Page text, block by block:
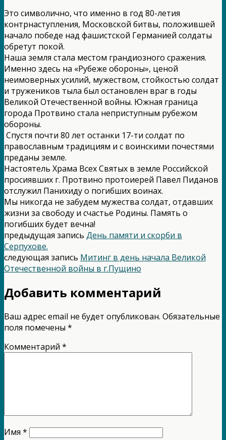
Это символично, что именно в год 80-летия
контрнаступления, Московской битвы, положившей
начало победе над фашистской Германией солдаты
обретут покой.
Наша земля стала местом грандиозного сражения.
Именно здесь на «Рубеже обороны», ценой
неимоверных усилий, мужеством, стойкостью солдат
и тружеников тыла был остановлен враг в годы
Великой Отечественной войны. Южная граница
города Протвино стала неприступным рубежом
обороны.
Спустя почти 80 лет останки 17-ти солдат по
православным традициям и с воинскими почестями
преданы земле.
Настоятель Храма Всех Святых в земле Российской
просиявших г. Протвино протоиерей Павел Пиданов
отслужил Панихиду о погибших воинах.
Мы никогда не забудем мужества солдат, отдавших
жизни за свободу и счастье Родины. Память о
погибших будет вечна!
предыдущая запись День памяти и скорби в
Серпухове.
следующая запись Митинг в день начала Великой
Отечественной войны в г.Пущино
Добавить комментарий
Ваш адрес email не будет опубликован. Обязательные
поля помечены *
Комментарий *
Имя *